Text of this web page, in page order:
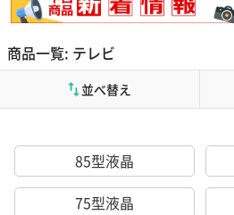
商品一覧: テレビ
並べ替え
85型液晶
75型液晶